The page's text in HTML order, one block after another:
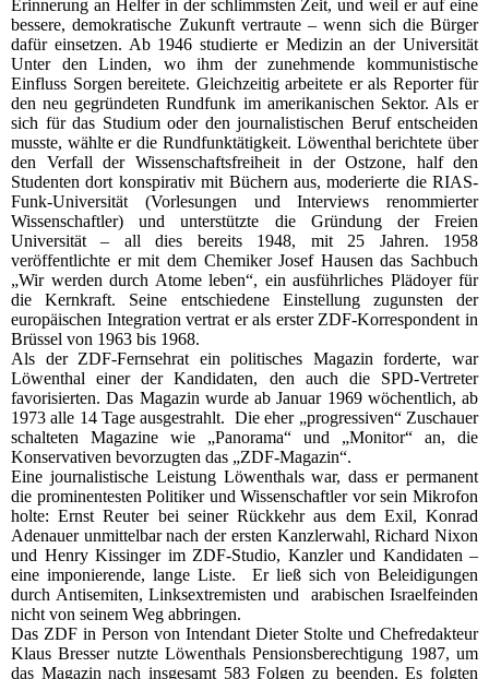
Erinnerung an Helfer in der schlimmsten Zeit, und weil er auf eine
bessere, demokratische Zukunft vertraute – wenn sich die Bürger
dafür einsetzen. Ab 1946 studierte er Medizin an der Universität
Unter den Linden, wo ihm der zunehmende kommunistische
Einfluss Sorgen bereitete. Gleichzeitig arbeitete er als Reporter für
den neu gegründeten Rundfunk im amerikanischen Sektor. Als er
sich für das Studium oder den journalistischen Beruf entscheiden
musste, wählte er die Rundfunktätigkeit. Löwenthal berichtete über
den Verfall der Wissenschaftsfreiheit in der Ostzone, half den
Studenten dort konspirativ mit Büchern aus, moderierte die RIAS-
Funk-Universität (Vorlesungen und Interviews renommierter
Wissenschaftler) und unterstützte die Gründung der Freien
Universität – all dies bereits 1948, mit 25 Jahren. 1958
veröffentlichte er mit dem Chemiker Josef Hausen das Sachbuch
„Wir werden durch Atome leben“, ein ausführliches Plädoyer für
die Kernkraft. Seine entschiedene Einstellung zugunsten der
europäischen Integration vertrat er als erster ZDF-Korrespondent in
Brüssel von 1963 bis 1968.
Als der ZDF-Fernsehrat ein politisches Magazin forderte, war
Löwenthal einer der Kandidaten, den auch die SPD-Vertreter
favorisierten. Das Magazin wurde ab Januar 1969 wöchentlich, ab
1973 alle 14 Tage ausgestrahlt. Die eher „progressiven“ Zuschauer
schalteten Magazine wie „Panorama“ und „Monitor“ an, die
Konservativen bevorzugten das „ZDF-Magazin“.
Eine journalistische Leistung Löwenthals war, dass er permanent
die prominentesten Politiker und Wissenschaftler vor sein Mikrofon
holte: Ernst Reuter bei seiner Rückkehr aus dem Exil, Konrad
Adenauer unmittelbar nach der ersten Kanzlerwahl, Richard Nixon
und Henry Kissinger im ZDF-Studio, Kanzler und Kandidaten –
eine imponierende, lange Liste. Er ließ sich von Beleidigungen
durch Antisemiten, Linksextremisten und arabischen Israelfeinden
nicht von seinem Weg abbringen.
Das ZDF in Person von Intendant Dieter Stolte und Chefredakteur
Klaus Bresser nutzte Löwenthals Pensionsberechtigung 1987, um
das Magazin nach insgesamt 583 Folgen zu beenden. Es folgten